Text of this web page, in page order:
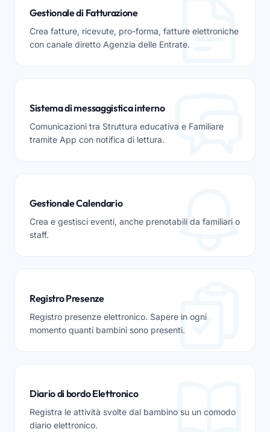
Gestionale di Fatturazione
Crea fatture, ricevute, pro-forma, fatture elettroniche
con canale diretto Agenzia delle Entrate.
Sistema di messaggistica interno
Comunicazioni tra Struttura educativa e Familiare
tramite App con notifica di lettura.
Gestionale Calendario
Crea e gestisci eventi, anche prenotabili da familiari o
staff.
Registro Presenze
Registro presenze elettronico. Sapere in ogni
momento quanti bambini sono presenti.
Diario di bordo Elettronico
Registra le attività svolte dal bambino su un comodo
diario elettronico.